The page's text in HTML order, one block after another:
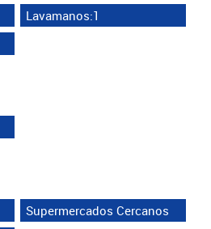
Lavamanos:1
Supermercados Cercanos